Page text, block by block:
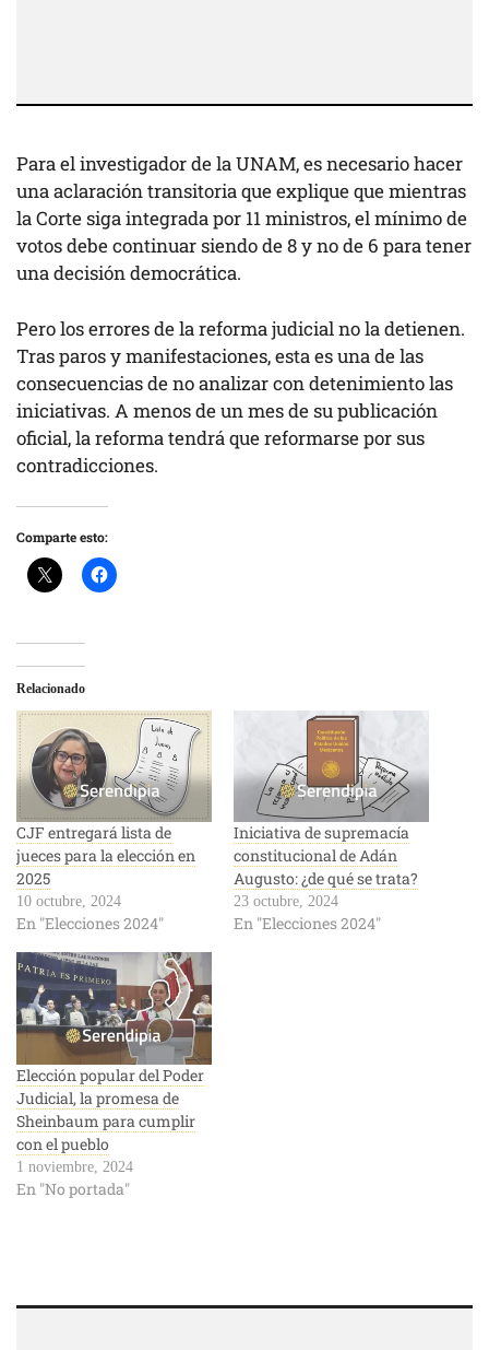
Para el investigador de la UNAM, es necesario hacer
una aclaración transitoria que explique que mientras
la Corte siga integrada por 11 ministros, el mínimo de
votos debe continuar siendo de 8 y no de 6 para tener
una decisión democrática.
Pero los errores de la reforma judicial no la detienen.
Tras paros y manifestaciones, esta es una de las
consecuencias de no analizar con detenimiento las
iniciativas. A menos de un mes de su publicación
oficial, la reforma tendrá que reformarse por sus
contradicciones.
Comparte esto:
Relacionado
CJF entregará lista de
jueces para la elección en
2025
10 octubre, 2024
En "Elecciones 2024"
Iniciativa de supremacía
constitucional de Adán
Augusto: ¿de qué se trata?
23 octubre, 2024
En "Elecciones 2024"
Elección popular del Poder
Judicial, la promesa de
Sheinbaum para cumplir
con el pueblo
1 noviembre, 2024
En "No portada"